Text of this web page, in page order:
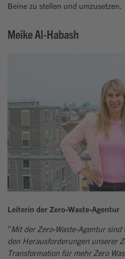
Beine zu stellen und umzusetzen.
Meike Al-Habash
Leiterin der Zero-Waste-Agentur
"Mit der Zero-Waste-Agentur
den Herausforderungen unserer
Transformation für mehr Zero